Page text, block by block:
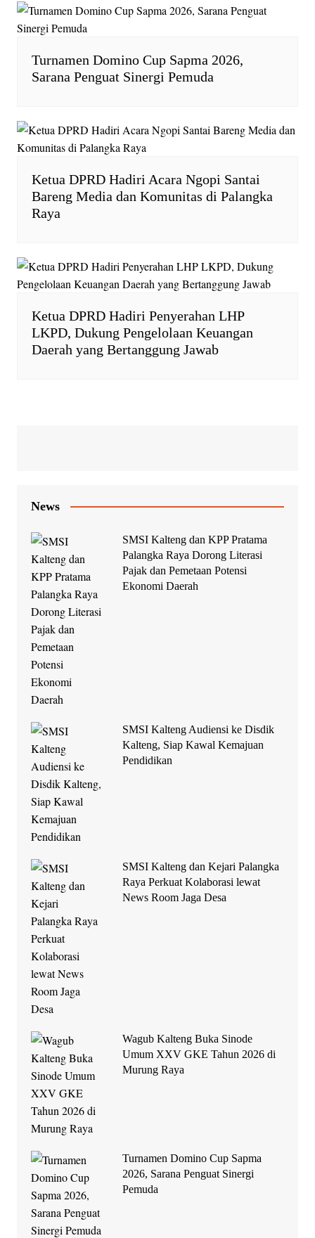
Turnamen Domino Cup Sapma 2026,
Sarana Penguat Sinergi Pemuda
Ketua DPRD Hadiri Acara Ngopi Santai
Bareng Media dan Komunitas di Palangka
Raya
Ketua DPRD Hadiri Penyerahan LHP
LKPD, Dukung Pengelolaan Keuangan
Daerah yang Bertanggung Jawab
News
SMSI Kalteng dan KPP Pratama
Palangka Raya Dorong Literasi
Pajak dan Pemetaan Potensi
Ekonomi Daerah
SMSI Kalteng Audiensi ke Disdik
Kalteng, Siap Kawal Kemajuan
Pendidikan
SMSI Kalteng dan Kejari Palangka
Raya Perkuat Kolaborasi lewat
News Room Jaga Desa
Wagub Kalteng Buka Sinode
Umum XXV GKE Tahun 2026 di
Murung Raya
Turnamen Domino Cup Sapma
2026, Sarana Penguat Sinergi
Pemuda